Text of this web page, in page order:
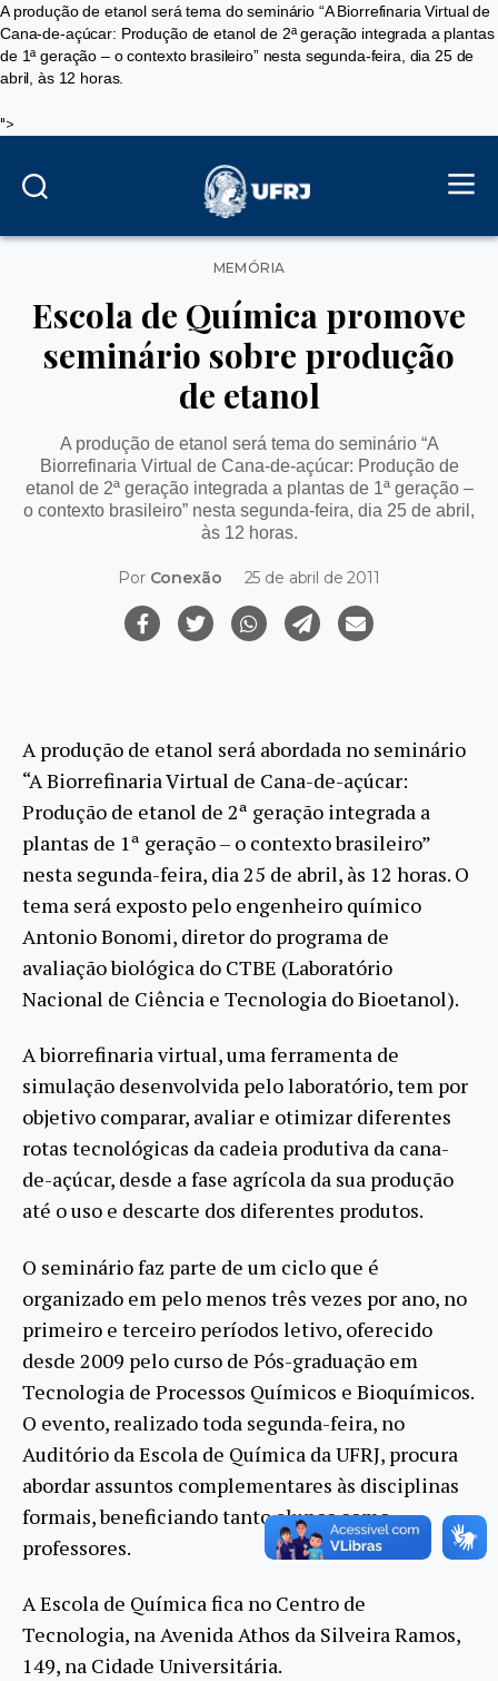
A produção de etanol será tema do seminário “A Biorrefinaria Virtual de
Cana-de-açúcar: Produção de etanol de 2ª geração integrada a plantas
de 1ª geração – o contexto brasileiro” nesta segunda-feira, dia 25 de
abril, às 12 horas.
">
Categorias
MEMÓRIA
Escola de Química promove
seminário sobre produção
de etanol
A produção de etanol será tema do seminário “A
Biorrefinaria Virtual de Cana-de-açúcar: Produção de
etanol de 2ª geração integrada a plantas de 1ª geração –
o contexto brasileiro” nesta segunda-feira, dia 25 de abril,
às 12 horas.
Por Conexão 25 de abril de 2011
A produção de etanol será abordada no seminário
“A Biorrefinaria Virtual de Cana-de-açúcar:
Produção de etanol de 2ª geração integrada a
plantas de 1ª geração – o contexto brasileiro”
nesta segunda-feira, dia 25 de abril, às 12 horas. O
tema será exposto pelo engenheiro químico
Antonio Bonomi, diretor do programa de
avaliação biológica do CTBE (Laboratório
Nacional de Ciência e Tecnologia do Bioetanol).
A biorrefinaria virtual, uma ferramenta de
simulação desenvolvida pelo laboratório, tem por
objetivo comparar, avaliar e otimizar diferentes
rotas tecnológicas da cadeia produtiva da cana-
de-açúcar, desde a fase agrícola da sua produção
até o uso e descarte dos diferentes produtos.
O seminário faz parte de um ciclo que é
organizado em pelo menos três vezes por ano, no
primeiro e terceiro períodos letivo, oferecido
desde 2009 pelo curso de Pós-graduação em
Tecnologia de Processos Químicos e Bioquímicos.
O evento, realizado toda segunda-feira, no
Auditório da Escola de Química da UFRJ, procura
abordar assuntos complementares às disciplinas
formais, beneficiando tanto alunos como
professores.
A Escola de Química fica no Centro de
Tecnologia, na Avenida Athos da Silveira Ramos,
149, na Cidade Universitária.